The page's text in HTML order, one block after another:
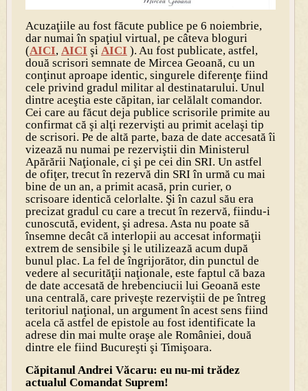
Acuzaţiile au fost făcute publice pe 6 noiembrie,
dar numai în spaţiul virtual, pe câteva bloguri
(AICI, AICI şi AICI ). Au fost publicate, astfel,
două scrisori semnate de Mircea Geoană, cu un
conţinut aproape identic, singurele diferenţe fiind
cele privind gradul militar al destinatarului. Unul
dintre aceştia este căpitan, iar celălalt comandor.
Cei care au făcut deja publice scrisorile primite au
confirmat că şi alţi rezervişti au primit acelaşi tip
de scrisori. Pe de altă parte, baza de date accesată îi
vizează nu numai pe rezerviştii din Ministerul
Apărării Naţionale, ci şi pe cei din SRI. Un astfel
de ofiţer, trecut în rezervă din SRI în urmă cu mai
bine de un an, a primit acasă, prin curier, o
scrisoare identică celorlalte. Şi în cazul său era
precizat gradul cu care a trecut în rezervă, fiindu-i
cunoscută, evident, şi adresa. Asta nu poate să
însemne decât că interlopii au accesat informaţii
extrem de sensibile şi le utilizează acum după
bunul plac. La fel de îngrijorător, din punctul de
vedere al securităţii naţionale, este faptul că baza
de date accesată de hrebenciucii lui Geoană este
una centrală, care priveşte rezerviştii de pe întreg
teritoriul naţional, un argument în acest sens fiind
acela că astfel de epistole au fost identificate la
adrese din mai multe oraşe ale României, două
dintre ele fiind Bucureşti şi Timişoara.
Căpitanul Andrei Văcaru: eu nu-mi trădez
actualul Comandat Suprem!